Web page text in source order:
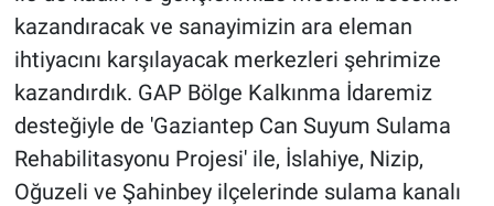
kazandıracak ve sanayimizin ara eleman
ihtiyacını karşılayacak merkezleri şehrimize
kazandırdık. GAP Bölge Kalkınma İdaremiz
desteğiyle de 'Gaziantep Can Suyum Sulama
Rehabilitasyonu Projesi' ile, İslahiye, Nizip,
Oğuzeli ve Şahinbey ilçelerinde sulama kanalı